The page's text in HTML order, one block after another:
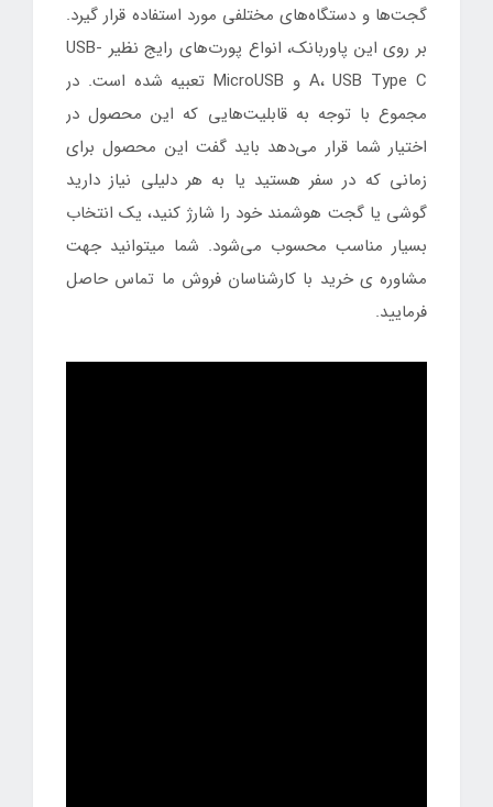
گجت‌ها و دستگاه‌های مختلفی مورد استفاده قرار گیرد.
بر روی این پاوربانک، انواع پورت‌های رایج نظیر USB-
A، USB Type C و MicroUSB تعبیه شده است. در
مجموع با توجه به قابلیت‌هایی که این محصول در
اختیار شما قرار می‌دهد باید گفت این محصول برای
زمانی که در سفر هستید یا به هر دلیلی نیاز دارید
گوشی یا گجت هوشمند خود را شارژ کنید، یک انتخاب
بسیار مناسب محسوب می‌شود. شما میتوانید جهت
مشاوره ی خرید با کارشناسان فروش ما تماس حاصل
فرمایید.